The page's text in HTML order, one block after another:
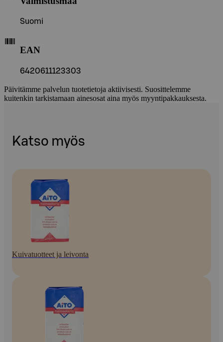
Suomi
EAN
6420611123303
Päivitämme palvelun tuotetietoja aktiivisesti. Suosittelemme
kuitenkin tarkistamaan ainesosat aina myös myyntipakkauksesta.
Katso myös
Kuivatuotteet ja leivonta